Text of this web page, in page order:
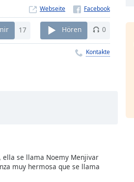
Webseite
17 Hören 0
Kontakte
ella se llama Noemy Menjivar
muy hermosa que se llama